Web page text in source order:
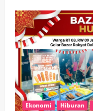
Ekonomi Hiburan